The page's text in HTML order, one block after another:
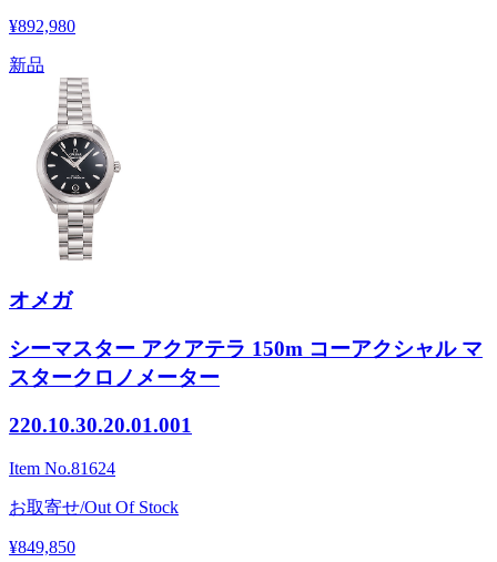
¥892,980
新品
オメガ
シーマスター アクアテラ 150m コーアクシャル マ
スタークロノメーター
220.10.30.20.01.001
Item No.81624
お取寄せ/Out Of Stock
¥849,850